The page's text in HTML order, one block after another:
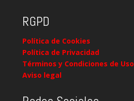
RGPD
Política de Cookies
Política de Privacidad
Términos y Condiciones de Uso
Aviso legal